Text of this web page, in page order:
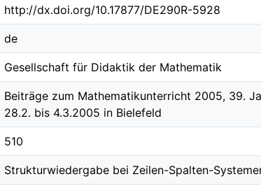
http://dx.doi.org/10.17877/DE290R-5928
de
Gesellschaft für Didaktik der Mathematik
Beiträge zum Mathematikunterricht 2005, 39.
28.2. bis 4.3.2005 in Bielefeld
510
Strukturwiedergabe bei Zeilen-Spalten-